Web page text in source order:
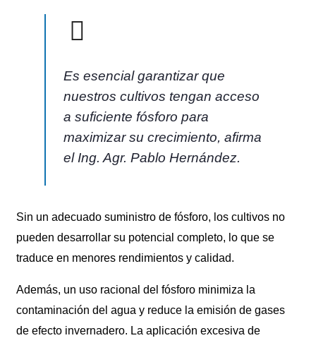
Es esencial garantizar que
nuestros cultivos tengan acceso
a suficiente fósforo para
maximizar su crecimiento, afirma
el Ing. Agr. Pablo Hernández.
Sin un adecuado suministro de fósforo, los cultivos no
pueden desarrollar su potencial completo, lo que se
traduce en menores rendimientos y calidad.
Además, un uso racional del fósforo minimiza la
contaminación del agua y reduce la emisión de gases
de efecto invernadero. La aplicación excesiva de